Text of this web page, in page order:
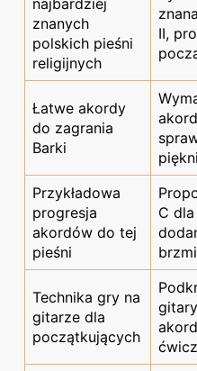
znanych
polskich pieśni
religijnych
II,
Łatwe akordy
do zagrania
Barki
Przykładowa
progresja
akordów do tej
pieśni
C
Technika gry na
gitarze dla
początkujących